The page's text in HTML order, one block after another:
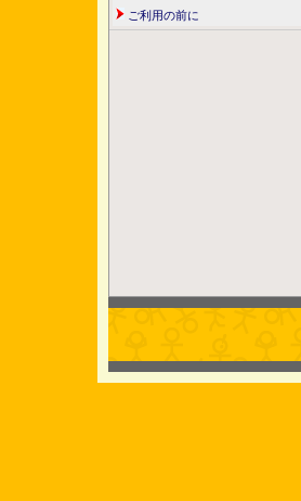
ご利用の前に